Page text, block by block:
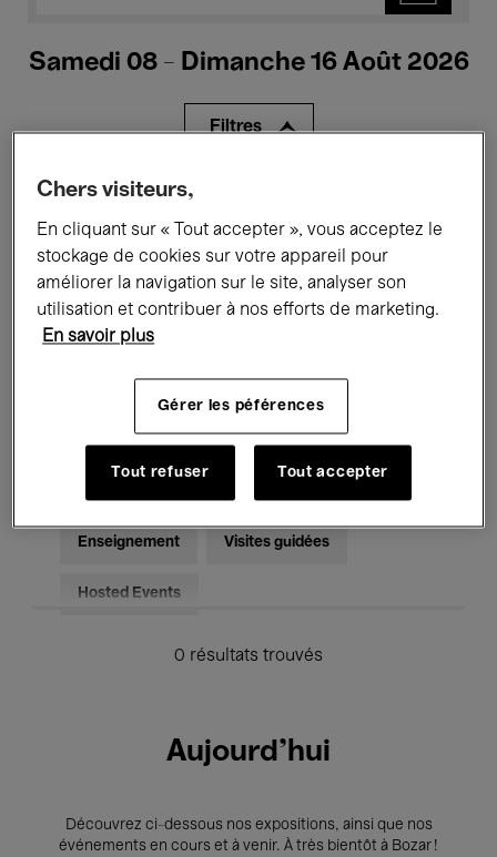
Samedi 08 - Dimanche 16 Août 2026
Filtres
Tous les événements
Expositions Films Performances
Rencontres & Débats Jazz
Musique électronique
Enseignement Visites guidées
Hosted Events
0 résultats trouvés
Aujourd'hui
Découvrez ci-dessous nos expositions, ainsi que nos
événements en cours et à venir. À très bientôt à Bozar !
Chers visiteurs,
En cliquant sur « Tout accepter », vous acceptez le
stockage de cookies sur votre appareil pour
améliorer la navigation sur le site, analyser son
utilisation et contribuer à nos efforts de marketing.
En savoir plus
Gérer les péférences
Tout refuser Tout accepter